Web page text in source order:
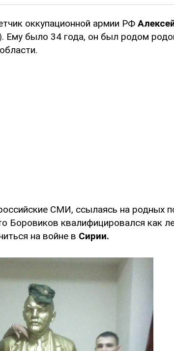
оккупационной армии РФ
Ему было 34 года, он был родом
СМИ, ссылаясь на родных
Боровиков квалифицировался как
на войне в Сирии.